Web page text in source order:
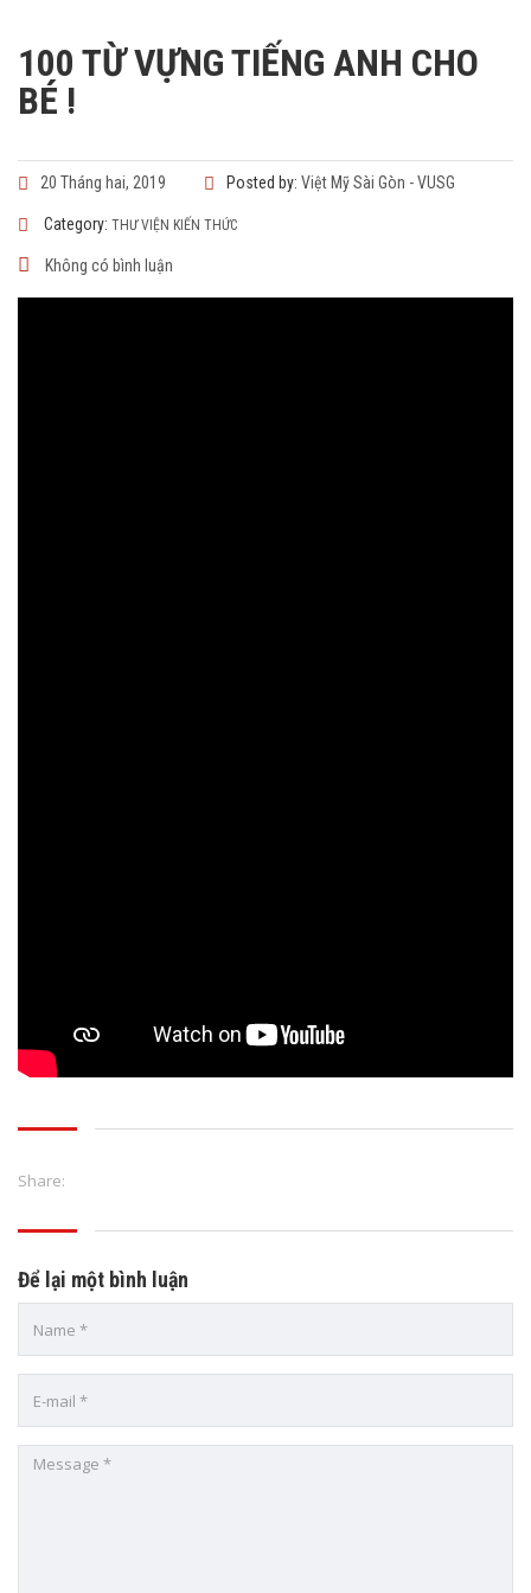
100 TỪ VỰNG TIẾNG ANH CHO
BÉ !
20 Tháng hai, 2019 Posted by: Việt Mỹ Sài Gòn - VUSG
Category: THƯ VIỆN KIẾN THỨC
Không có bình luận
Share:
Để lại một bình luận